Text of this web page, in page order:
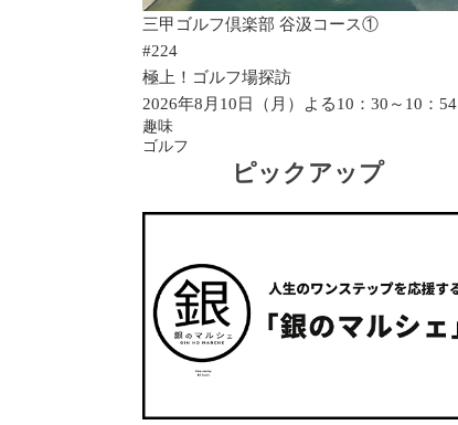
三甲ゴルフ倶楽部 谷汲コース①
#224
極上！ゴルフ場探訪
2026年8月10日（月）よる10：30～10：54
趣味
ゴルフ
ピックアップ